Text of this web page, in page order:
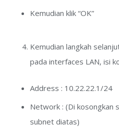
Kemudian klik “OK”
Kemudian langkah
pada interfaces LAN, isi
Address : 10.22.22.1/24
Network : (Di kosongkan
subnet diatas)